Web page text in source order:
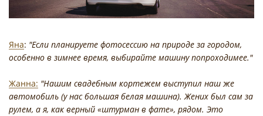
Яна: "Если планируете фотосессию на природе за городом,
особенно в зимнее время, выбирайте машину попроходимее."
Жанна: "Нашим свадебным кортежем выступил наш же
автомобиль (у нас большая белая машина). Жених был сам за
рулем, а я, как верный «штурман в фате», рядом. Это